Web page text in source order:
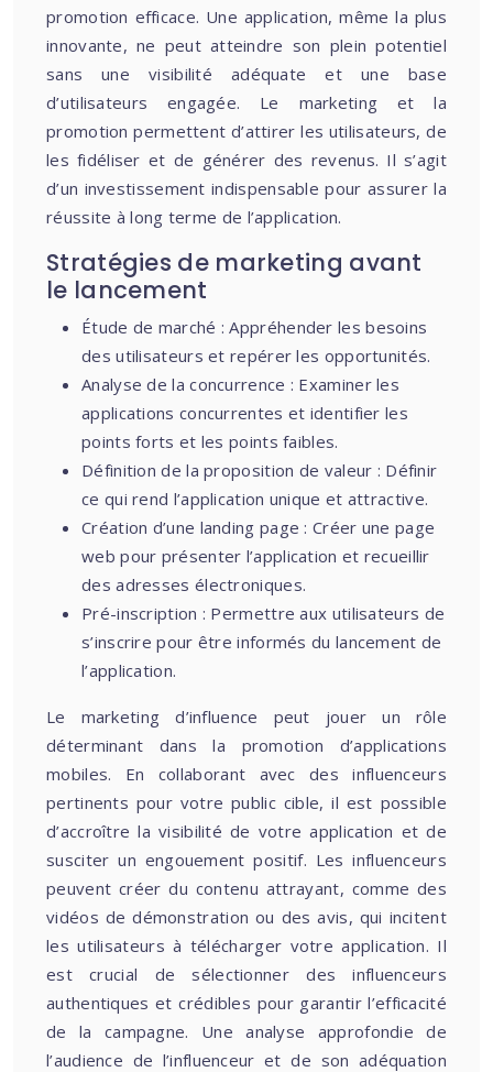
promotion efficace. Une application, même la plus
innovante, ne peut atteindre son plein potentiel
sans une visibilité adéquate et une base
d’utilisateurs engagée. Le marketing et la
promotion permettent d’attirer les utilisateurs, de
les fidéliser et de générer des revenus. Il s’agit
d’un investissement indispensable pour assurer la
réussite à long terme de l’application.
Stratégies de marketing avant
le lancement
Étude de marché : Appréhender les besoins
des utilisateurs et repérer les opportunités.
Analyse de la concurrence : Examiner les
applications concurrentes et identifier les
points forts et les points faibles.
Définition de la proposition de valeur : Définir
ce qui rend l’application unique et attractive.
Création d’une landing page : Créer une page
web pour présenter l’application et recueillir
des adresses électroniques.
Pré-inscription : Permettre aux utilisateurs de
s’inscrire pour être informés du lancement de
l’application.
Le marketing d’influence peut jouer un rôle
déterminant dans la promotion d’applications
mobiles. En collaborant avec des influenceurs
pertinents pour votre public cible, il est possible
d’accroître la visibilité de votre application et de
susciter un engouement positif. Les influenceurs
peuvent créer du contenu attrayant, comme des
vidéos de démonstration ou des avis, qui incitent
les utilisateurs à télécharger votre application. Il
est crucial de sélectionner des influenceurs
authentiques et crédibles pour garantir l’efficacité
de la campagne. Une analyse approfondie de
l’audience de l’influenceur et de son adéquation